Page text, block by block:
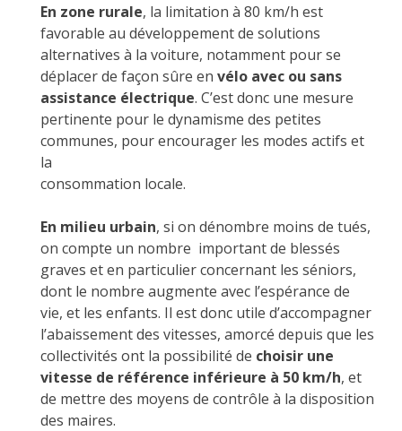
En zone rurale, la limitation à 80 km/h est
favorable au développement de solutions
alternatives à la voiture, notamment pour se
déplacer de façon sûre en vélo avec ou sans
assistance électrique. C’est donc une mesure
pertinente pour le dynamisme des petites
communes, pour encourager les modes actifs et
la
consommation locale.
En milieu urbain, si on dénombre moins de tués,
on compte un nombre important de blessés
graves et en particulier concernant les séniors,
dont le nombre augmente avec l’espérance de
vie, et les enfants. Il est donc utile d’accompagner
l’abaissement des vitesses, amorcé depuis que les
collectivités ont la possibilité de choisir une
vitesse de référence inférieure à 50 km/h, et
de mettre des moyens de contrôle à la disposition
des maires.